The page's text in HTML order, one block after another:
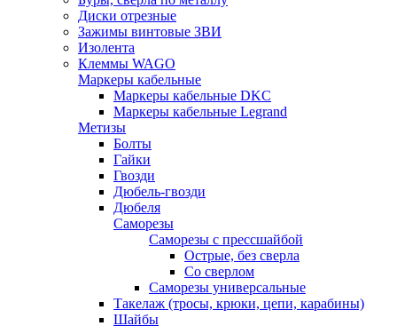
Диски отрезные
Зажимы винтовые ЗВИ
Изолента
Клеммы WAGO
Маркеры кабельные
Маркеры кабельные DKC
Маркеры кабельные Legrand
Метизы
Болты
Гайки
Гвозди
Дюбель-гвозди
Дюбеля
Саморезы
Саморезы с прессшайбой
Острые, без сверла
Со сверлом
Саморезы универсальные
Такелаж (тросы, крюки, цепи, карабины)
Шайбы